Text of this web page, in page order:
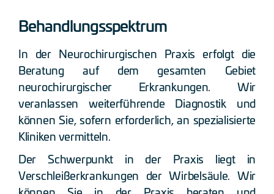
Behandlungsspektrum
In der Neurochirurgischen Praxis erfolgt die
Beratung auf dem gesamten Gebiet
neurochirurgischer Erkrankungen. Wir
veranlassen weiterführende Diagnostik und
können Sie, sofern erforderlich, an spezialisierte
Kliniken vermitteln.
Der Schwerpunkt in der Praxis liegt in
Verschleißerkrankungen der Wirbelsäule. Wir